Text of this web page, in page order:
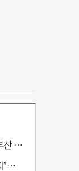
다